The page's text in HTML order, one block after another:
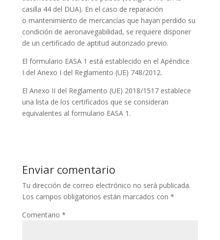
casilla 44 del DUA). En el caso de reparación
o mantenimiento de mercancías que hayan perdido su
condición de aeronavegabilidad, se requiere disponer
de un certificado de aptitud autorizado previo.
El formulario EASA 1 está establecido en el Apéndice
I del Anexo I del Reglamento (UE) 748/2012.
El Anexo II del Reglamento (UE) 2018/1517 establece
una lista de los certificados que se consideran
equivalentes al formulario EASA 1.
Enviar comentario
Tu dirección de correo electrónico no será publicada.
Los campos obligatorios están marcados con *
Comentario *